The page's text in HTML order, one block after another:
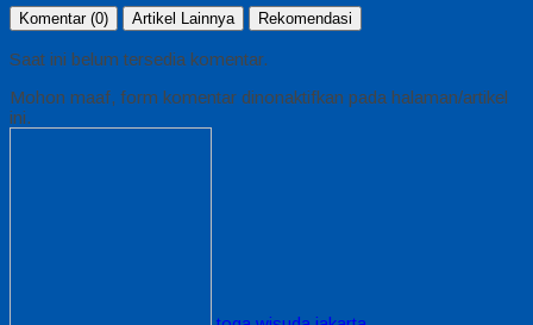
Komentar (0) Artikel Lainnya Rekomendasi
Saat ini belum tersedia komentar.
Mohon maaf, form komentar dinonaktifkan pada halaman/artikel
ini.